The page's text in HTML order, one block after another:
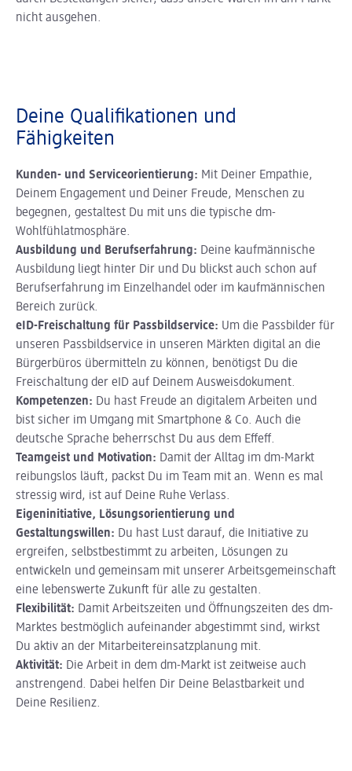
nicht ausgehen.
Deine Qualifikationen und
Fähigkeiten
Kunden- und Serviceorientierung: Mit Deiner Empathie,
Deinem Engagement und Deiner Freude, Menschen zu
begegnen, gestaltest Du mit uns die typische dm-
Wohlfühlatmosphäre.
Ausbildung und Berufserfahrung: Deine kaufmännische
Ausbildung liegt hinter Dir und Du blickst auch schon auf
Berufserfahrung im Einzelhandel oder im kaufmännischen
Bereich zurück.
eID-Freischaltung für Passbildservice: Um die Passbilder für
unseren Passbildservice in unseren Märkten digital an die
Bürgerbüros übermitteln zu können, benötigst Du die
Freischaltung der eID auf Deinem Ausweisdokument.
Kompetenzen: Du hast Freude an digitalem Arbeiten und
bist sicher im Umgang mit Smartphone & Co. Auch die
deutsche Sprache beherrschst Du aus dem Effeff.
Teamgeist und Motivation: Damit der Alltag im dm-Markt
reibungslos läuft, packst Du im Team mit an. Wenn es mal
stressig wird, ist auf Deine Ruhe Verlass.
Eigeninitiative, Lösungsorientierung und
Gestaltungswillen: Du hast Lust darauf, die Initiative zu
ergreifen, selbstbestimmt zu arbeiten, Lösungen zu
entwickeln und gemeinsam mit unserer Arbeitsgemeinschaft
eine lebenswerte Zukunft für alle zu gestalten.
Flexibilität: Damit Arbeitszeiten und Öffnungszeiten des dm-
Marktes bestmöglich aufeinander abgestimmt sind, wirkst
Du aktiv an der Mitarbeitereinsatzplanung mit.
Aktivität: Die Arbeit in dem dm-Markt ist zeitweise auch
anstrengend. Dabei helfen Dir Deine Belastbarkeit und
Deine Resilienz.